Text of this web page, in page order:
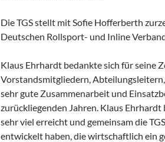
Die TGS stellt mit Sofie Hofferberth
Deutschen Rollsport- und Inline
Klaus Ehrhardt bedankte sich für seine
Vorstandsmitgliedern,
sehr gute Zusammenarbeit und
zurückliegenden Jahren. Klaus Ehrhardt
sehr viel erreicht und gemeinsam die
entwickelt haben, die wirtschaftlich ein